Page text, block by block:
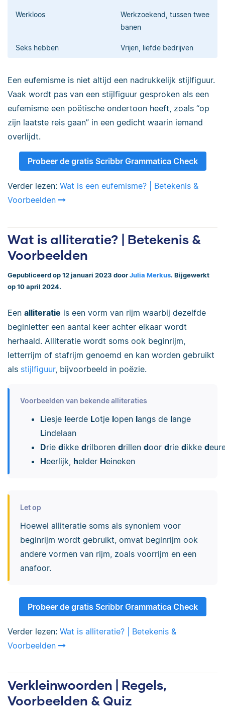
Werkloos
Werkzoekend, tussen twee
banen
Seks hebben Vrijen, liefde bedrijven
Een eufemisme is niet altijd een nadrukkelijk stijlfiguur.
Vaak wordt pas van een stijlfiguur gesproken als een
eufemisme een poëtische ondertoon heeft, zoals “op
zijn laatste reis gaan” in een gedicht waarin iemand
overlijdt.
Probeer de gratis Scribbr Grammatica Check
Verder lezen: Wat is een eufemisme? | Betekenis &
Voorbeelden
Wat is alliteratie? | Betekenis &
Voorbeelden
Gepubliceerd op 12 januari 2023 door Julia Merkus. Bijgewerkt
op 10 april 2024.
Een alliteratie is een vorm van rijm waarbij dezelfde
beginletter een aantal keer achter elkaar wordt
herhaald. Alliteratie wordt soms ook beginrijm,
letterrijm of stafrijm genoemd en kan worden gebruikt
als stijlfiguur, bijvoorbeeld in poëzie.
Voorbeelden van bekende alliteraties
Liesje leerde Lotje lopen langs de lange
Lindelaan
Drie dikke drilboren drillen door drie dikke d
Heerlijk, helder Heineken
Let op
Hoewel alliteratie soms als synoniem voor
beginrijm wordt gebruikt, omvat beginrijm ook
andere vormen van rijm, zoals voorrijm en een
anafoor.
Probeer de gratis Scribbr Grammatica Check
Verder lezen: Wat is alliteratie? | Betekenis &
Voorbeelden
Verkleinwoorden | Regels,
Voorbeelden & Quiz